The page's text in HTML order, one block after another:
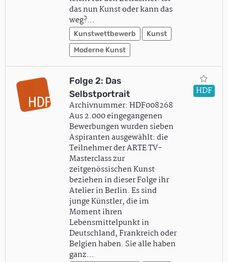
das nun Kunst oder kann das
weg?…
Kunstwettbewerb
Kunst
Moderne Kunst
Folge 2: Das
Selbstportrait
Archivnummer: HDF008268
Aus 2.000 eingegangenen
Bewerbungen wurden sieben
Aspiranten ausgewählt: die
Teilnehmer der ARTE TV-
Masterclass zur
zeitgenössischen Kunst
beziehen in dieser Folge ihr
Atelier in Berlin. Es sind
junge Künstler, die im
Moment ihren
Lebensmittelpunkt in
Deutschland, Frankreich oder
Belgien haben. Sie alle haben
ganz…
HDF